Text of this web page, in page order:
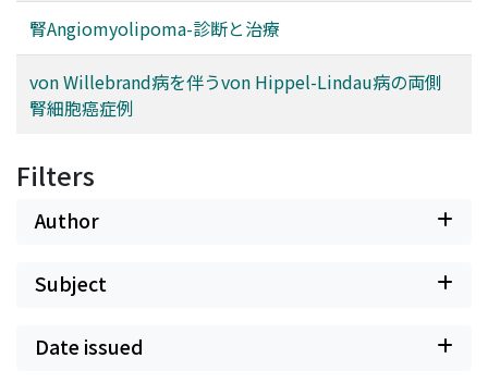
腎Angiomyolipoma-診断と治療
von Willebrand病を伴うvon Hippel-Lindau病の両側
腎細胞癌症例
Filters
Author
Subject
Date issued